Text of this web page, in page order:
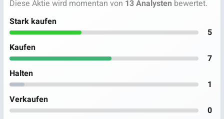
Diese Aktie wird momentan von 13 Analysten bewertet.
Stark kaufen
5
Kaufen
7
Halten
1
Verkaufen
0